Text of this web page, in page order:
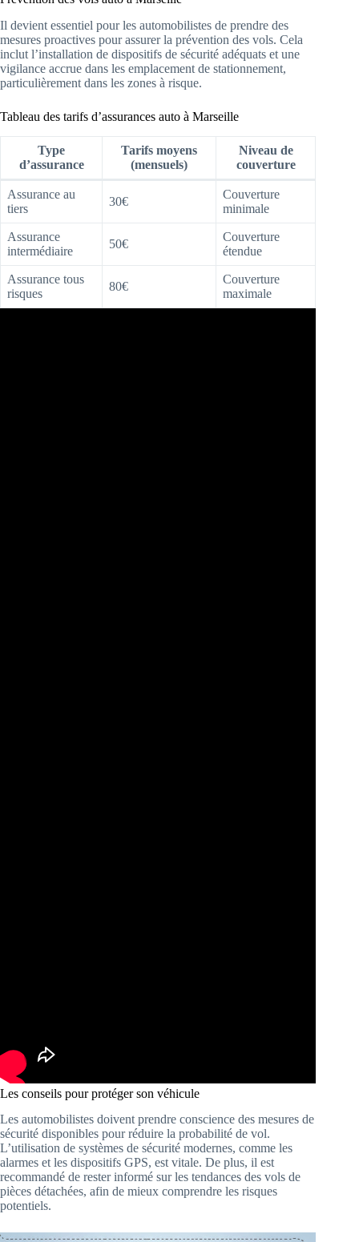
Il devient essentiel pour les automobilistes de prendre des
mesures proactives pour assurer la prévention des vols. Cela
inclut l’installation de dispositifs de sécurité adéquats et une
vigilance accrue dans les emplacement de stationnement,
particulièrement dans les zones à risque.
Tableau des tarifs d’assurances auto à Marseille
Type
d’assurance
Tarifs moyens
(mensuels)
Niveau de
couverture
Assurance au
tiers
30€
Couverture
minimale
Assurance
intermédiaire
50€
Couverture
étendue
Assurance tous
risques
80€
Couverture
maximale
Les conseils pour protéger son véhicule
Les automobilistes doivent prendre conscience des mesures de
sécurité disponibles pour réduire la probabilité de vol.
L’utilisation de systèmes de sécurité modernes, comme les
alarmes et les dispositifs GPS, est vitale. De plus, il est
recommandé de rester informé sur les tendances des vols de
pièces détachées, afin de mieux comprendre les risques
potentiels.